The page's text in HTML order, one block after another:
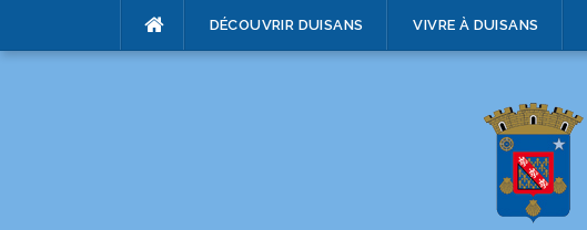
DÉCOUVRIR DUISANS VIVRE À DUISANS